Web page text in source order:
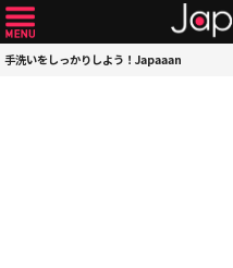
手洗いをしっかりしよう！Japaaan